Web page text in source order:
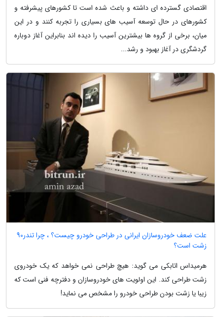
اقتصادی گسترده ای داشته و باعث شده است تا کشورهای پیشرفته و
کشورهای در حال توسعه آسیب های بسیاری را تجربه کنند و در این
میان، برخی از گروه ها بیشترین آسیب را دیده اند بنابراین آغاز دوباره
گردشگری در آغاز بهبود و رشد...
علت ضعف خودروسازان ایرانی در طراحی خودرو چیست؟ ، چرا تندر90
زشت است؟
هرمیداس اتابکی می گوید: هیچ طراحی نمی خواهد که یک خودروی
زشت طراحی کند. این اولویت های خودروسازان و دفترچه فنی است که
زیبا یا زشت بودن طراحی خودرو را مشخص می نماید!